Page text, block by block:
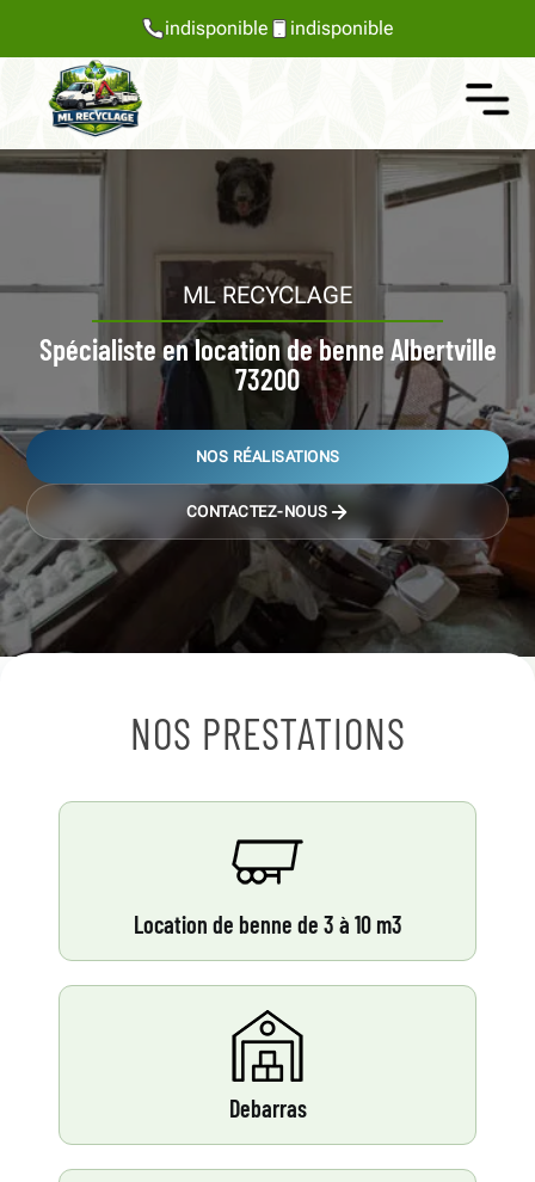
indisponible indisponible
ML RECYCLAGE
Spécialiste en location de benne Albertville
73200
NOS RÉALISATIONS
CONTACTEZ-NOUS
NOS PRESTATIONS
Location de benne de 3 à 10 m3
Debarras